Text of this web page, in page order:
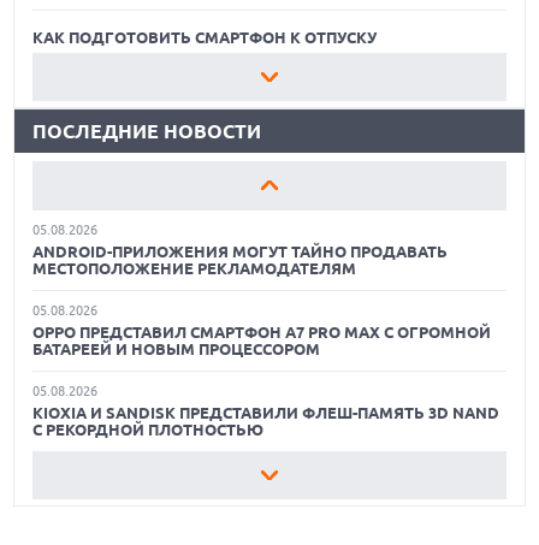
КАК ПОДГОТОВИТЬ СМАРТФОН К ОТПУСКУ
ОБЗОР ПЫЛЕСОСА DREAME Z40 AQUACYCLE PRO
ОБЗОР МОНИТОРА MSI PRO MAX 271PHW E14
КАК ПОДГОТОВИТЬ СМАРТФОН К ОТПУСКУ
ОБЗОР ПЫЛЕСОСА DREAME Z40 AQUACYCLE PRO
КАК ПОДГОТОВИТЬ СМАРТФОН К ОТПУСКУ
ПОСЛЕДНИЕ НОВОСТИ
ПОДДЕРЖКОЙ LDAC И ЗАЩИТОЙ ОТ ВЛАГИ
ЗАМЕТОК С СОВЕЩАНИЙ В СТИЛЕ GRANOLA
05.08.2026
ANDROID-ПРИЛОЖЕНИЯ МОГУТ ТАЙНО ПРОДАВАТЬ
МЕСТОПОЛОЖЕНИЕ РЕКЛАМОДАТЕЛЯМ
05.08.2026
OPPO ПРЕДСТАВИЛ СМАРТФОН A7 PRO MAX С ОГРОМНОЙ
БАТАРЕЕЙ И НОВЫМ ПРОЦЕССОРОМ
05.08.2026
KIOXIA И SANDISK ПРЕДСТАВИЛИ ФЛЕШ-ПАМЯТЬ 3D NAND
С РЕКОРДНОЙ ПЛОТНОСТЬЮ